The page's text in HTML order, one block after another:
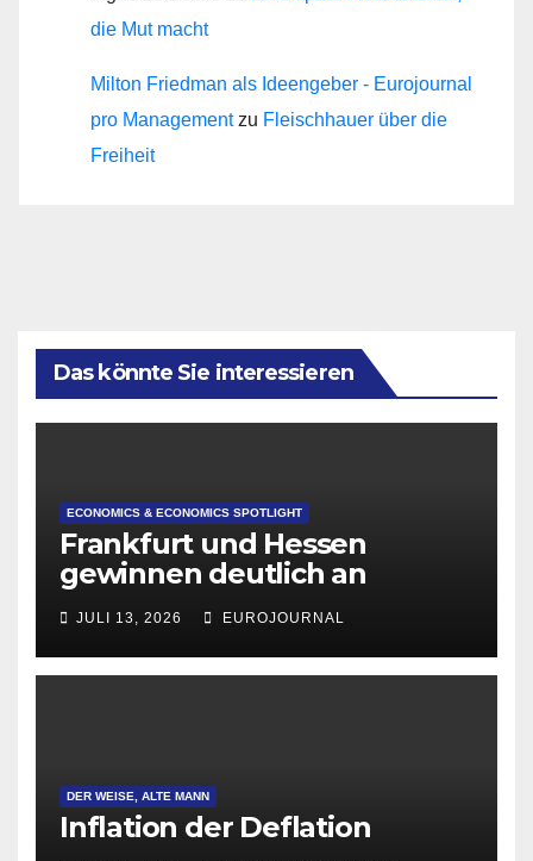
die Mut macht
Milton Friedman als Ideengeber - Eurojournal
pro Managementzu Fleischhauer über die
Freiheit
Das könnte Sie interessieren
ECONOMICS & ECONOMICS SPOTLIGHT
Frankfurt und Hessen
gewinnen deutlich an
Attraktivität für Startup-
Gründungen
JULI 13, 2026 EUROJOURNAL
DER WEISE, ALTE MANN
Inflation der Deflation